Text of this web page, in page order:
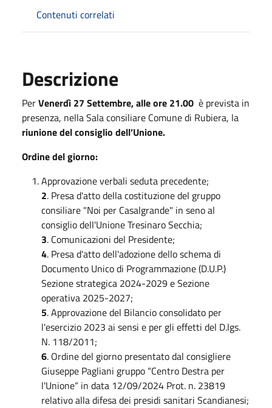
Contenuti correlati
Descrizione
PerVenerdì 27 Settembre, alle ore 21.00 è prevista in
presenza, nella Sala consiliare Comune di Rubiera, la
riunione del consiglio dell’Unione.
Ordine del giorno:
Approvazione verbali seduta precedente;
2. Presa d'atto della costituzione del gruppo
consiliare "Noi per Casalgrande" in seno al
consiglio dell'Unione Tresinaro Secchia;
3. Comunicazioni del Presidente;
4. Presa d'atto dell'adozione dello schema di
Documento Unico di Programmazione (D.U.P.)
Sezione strategica 2024-2029 e Sezione
operativa 2025-2027;
5. Approvazione del Bilancio consolidato per
l'esercizio 2023 ai sensi e per gli effetti del D.lgs.
N. 118/2011;
6. Ordine del giorno presentato dal consigliere
Giuseppe Pagliani gruppo “Centro Destra per
l'Unione“ in data 12/09/2024 Prot. n. 23819
relativo alla difesa dei presidi sanitari Scandianesi;